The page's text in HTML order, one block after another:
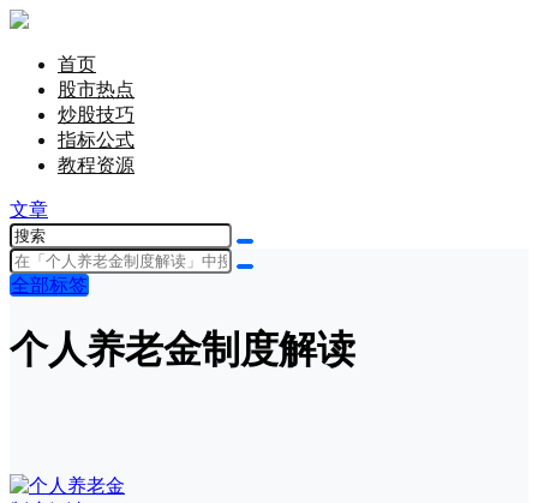
首页
股市热点
炒股技巧
指标公式
教程资源
文章
全部标签
个人养老金制度解读